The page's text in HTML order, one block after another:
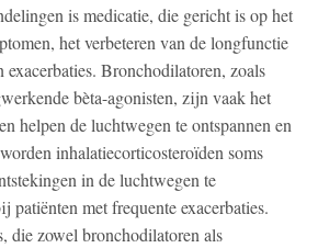
is medicatie, die gericht is op het
het verbeteren van de longfunctie
exacerbaties. Bronchodilatoren, zoals
bèta-agonisten, zijn vaak het
helpen de luchtwegen te ontspannen en
inhalatiecorticosteroïden soms
in de luchtwegen te
patiënten met frequente exacerbaties.
die zowel bronchodilatoren als